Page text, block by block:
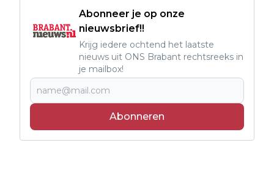
Abonneer je op onze
nieuwsbrief!!
Krijg iedere ochtend het laatste
nieuws uit ONS Brabant rechtsreeks in
je mailbox!
Abonneren